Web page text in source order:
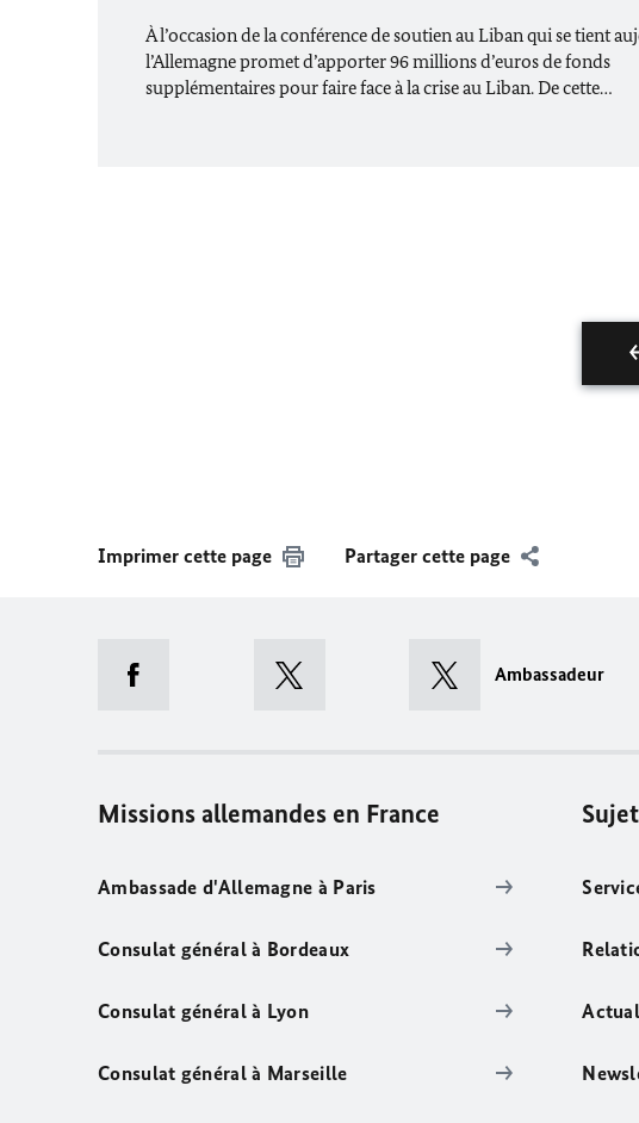
À l’occasion de la conférence de soutien au Liban qui se tient
l’Allemagne promet d’apporter 96 millions d’euros de fonds
supplémentaires pour faire face à la crise au Liban. De cette…
Imprimer cette page Partager cette page
Ambassadeur
Missions allemandes en France
Ambassade d'Allemagne à Paris
Consulat général à Bordeaux
Consulat général à Lyon
Consulat général à Marseille